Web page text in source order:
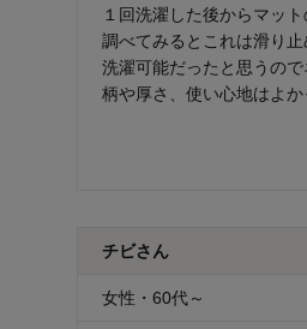
１回洗濯した後からマッ
調べてみるとこれは滑り
洗濯可能だったと思うの
柄や厚さ、使い心地はよか
チビさん
女性・60代～